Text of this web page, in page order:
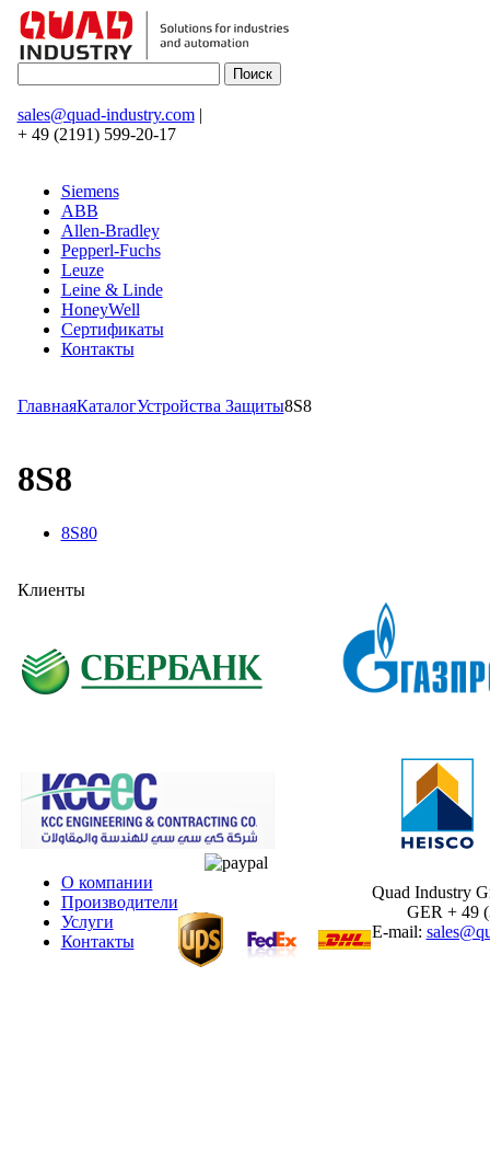
sales@quad-industry.com|
+ 49 (2191) 599-20-17
Siemens
ABB
Allen-Bradley
Pepperl-Fuchs
Leuze
Leine & Linde
HoneyWell
Сертификаты
Контакты
ГлавнаяКаталогУстройства Защиты8S8
8S8
8S80
Клиенты
О компании
Производители
Услуги
Контакты
Quad Industry
GER + 49
E-mail: